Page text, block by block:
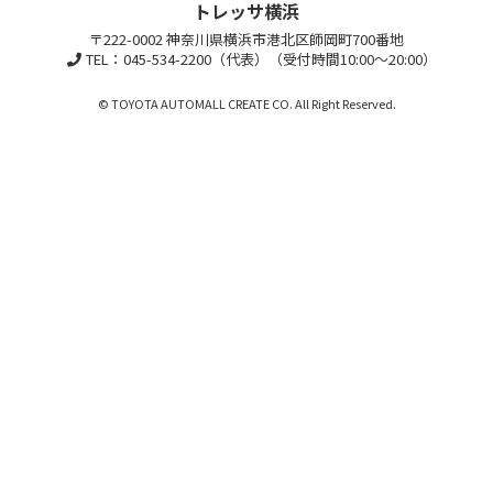
トレッサ横浜
〒222-0002 神奈川県横浜市港北区師岡町700番地
TEL：045-534-2200（代表）（受付時間10:00～20:00）
© TOYOTA AUTOMALL CREATE CO. All Right Reserved.